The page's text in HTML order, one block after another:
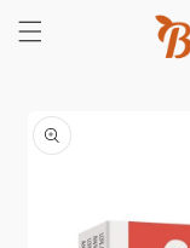
para o
conteúdo
informação